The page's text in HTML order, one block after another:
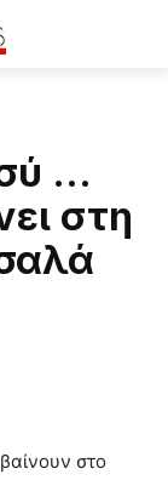
…
στη
στο